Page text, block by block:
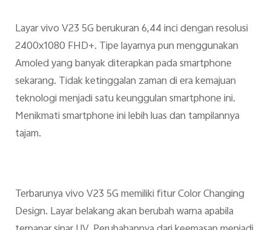
Layar vivo V23 5G berukuran 6,44 inci dengan resolusi
2400x1080 FHD+. Tipe layarnya pun menggunakan
Amoled yang banyak diterapkan pada smartphone
sekarang. Tidak ketinggalan zaman di era kemajuan
teknologi menjadi satu keunggulan smartphone ini.
Menikmati smartphone ini lebih luas dan tampilannya
tajam.
Terbarunya vivo V23 5G memiliki fitur Color Changing
Design. Layar belakang akan berubah warna apabila